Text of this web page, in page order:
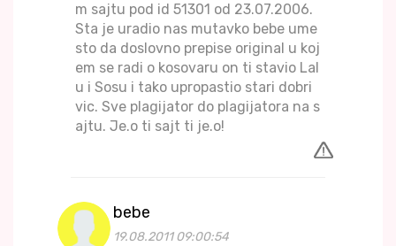
m sajtu pod id 51301 od 23.07.2006.
Sta je uradio nas mutavko bebe ume
sto da doslovno prepise original u koj
em se radi o kosovaru on ti stavio Lal
u i Sosu i tako upropastio stari dobri
vic. Sve plagijator do plagijatora na s
ajtu. Je.o ti sajt ti je.o!
bebe
19.08.2011 09:00:54